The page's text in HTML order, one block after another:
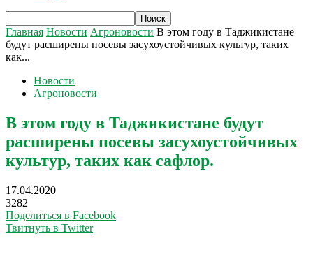
Главная Новости Агроновости В этом году в Таджикистане
будут расширены посевы засухоустойчивых культур, таких
как...
Новости
Агроновости
В этом году в Таджикистане будут
расширены посевы засухоустойчивых
культур, таких как сафлор.
17.04.2020
3282
Поделиться в Facebook
Твитнуть в Twitter